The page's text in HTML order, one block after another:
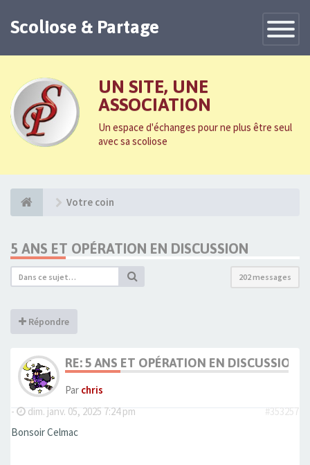
Toggle
Scoliose & Partage
UN SITE, UNE
ASSOCIATION
Un espace d'échanges pour ne plus être seul
avec sa scoliose
Votre coin
5 ANS ET OPÉRATION EN DISCUSSION
202 messages
Répondre
RE: 5 ANS ET OPÉRATION EN DISCUSSION
Par chris
-
dim. janv. 05, 2025 7:24 pm
#353257
Bonsoir Celmac